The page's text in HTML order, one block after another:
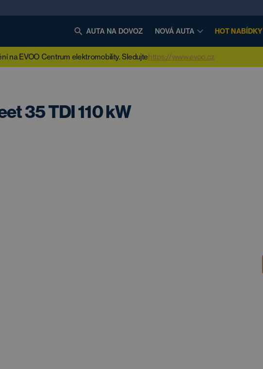
AUTA NA DOVOZ NOVÁ AUTA HOT NABÍDKY
na EVOO Centrum elektromobility. Sledujtehttps://www.evoo.cz
35 TDI 110 kW